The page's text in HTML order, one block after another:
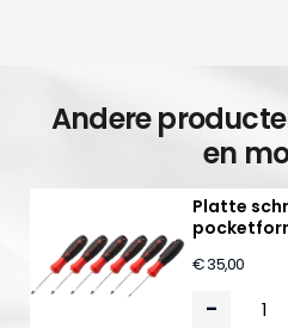
Andere
en
Platte
€ 35,00
-